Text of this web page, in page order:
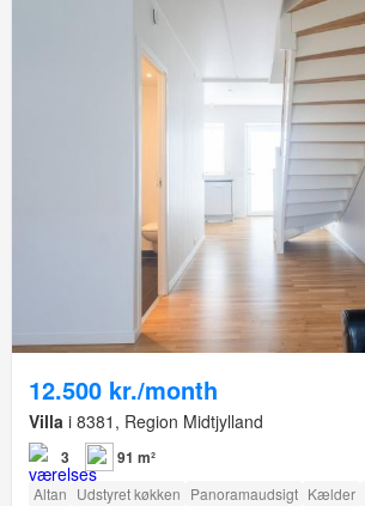
12.500 kr./month
Villa i 8381, Region Midtjylland
3 91 m²
Altan Udstyret køkken Panoramaudsigt Kælder